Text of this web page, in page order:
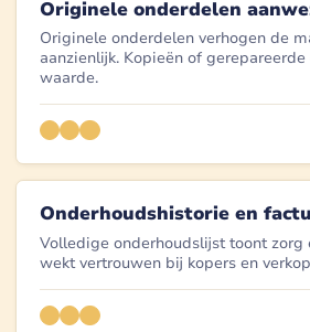
Originele onderdelen
Originele onderdelen verhogen de
aanzienlijk. Kopieën of
waarde.
Onderhoudshistorie en
Volledige onderhoudslijst toont zorg
wekt vertrouwen bij kopers en